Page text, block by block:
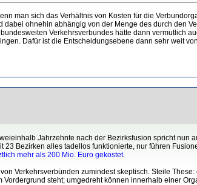
man sich das Verhältnis von Kosten für die
ohnehin abhängig von der Menge des durch den
Verkehrsverbundes hätte dann vermutlich
Dafür ist die Entscheidungsebene dann sehr weit
Jahrzehnte nach der Bezirksfusion spricht
23 Bezirken alles tadellos funktionierte, nur führen
mehr als 200 Mio. Euro gekostet.
Verkehrsverbünden zumindest skeptisch. Steile
steht; umgedreht können innerhalb einer